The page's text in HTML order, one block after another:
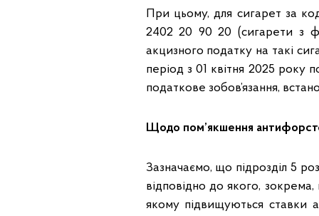
При цьому, для сигарет за
2402 20 90 20 (сигарети з
акцизного податку на такі
період з 01 квітня 2025 року
податкове зобов’язання,
Щодо пом’якшення
Зазначаємо, що підрозділ 5
відповідно до якого,
якому підвищуються ставки